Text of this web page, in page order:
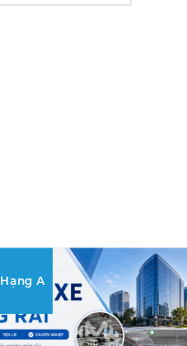
Hạng A